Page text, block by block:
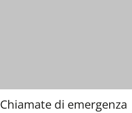
Chiamate di emergenza